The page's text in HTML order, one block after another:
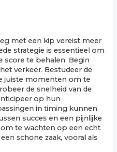
met een kip vereist meer
strategie is essentieel om
score te behalen. Begin
verkeer. Bestudeer de
juiste momenten om te
de snelheid van de
op hun
in timing kunnen
succes en een pijnlijke
te wachten op een echt
schone zaak, vooral als